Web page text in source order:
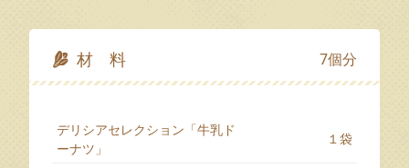
材 料 7個分
デリシアセレクション「牛乳ド
ーナツ」
１袋